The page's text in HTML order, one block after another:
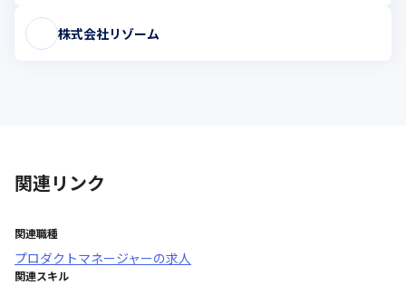
株式会社リゾーム
関連リンク
関連職種
プロダクトマネージャーの求人
関連スキル